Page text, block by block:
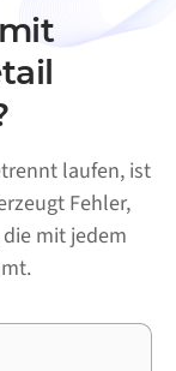
laufen, ist
Fehler,
mit jedem